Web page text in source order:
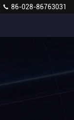
86-028-86763031